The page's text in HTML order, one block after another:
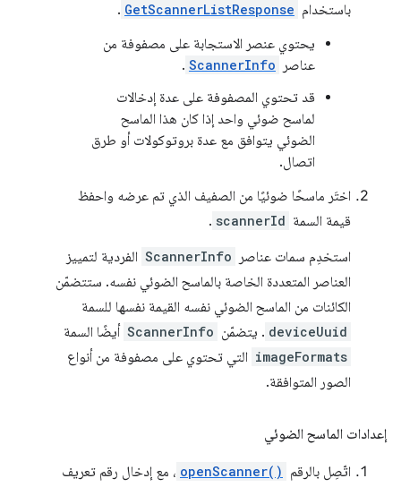
باستخدام GetScannerListResponse
.
يحتوي عنصر الاستجابة على مصفوفة من
عناصر
ScannerInfo
.
قد تحتوي المصفوفة على عدة إدخالات
لماسح ضوئي واحد إذا كان هذا الماسح
الضوئي يتوافق مع عدة بروتوكولات أو طرق
اتصال.
اختَر ماسحًا ضوئيًا من الصفيف الذي تم عرضه واحفظ
قيمة السمة scannerId
.
استخدِم سمات عناصر
ScannerInfo الفردية لتمييز
العناصر المتعددة الخاصة بالماسح الضوئي نفسه. ستتضمّن
الكائنات من الماسح الضوئي نفسه القيمة نفسها للسمة
deviceUuid . يتضمّن ScannerInfo أيضًا السمة
imageFormats التي تحتوي على مصفوفة من أنواع
الصور المتوافقة.
إعدادات الماسح الضوئي
اتّصِل بالرقم openScanner() ، مع إدخال رقم تعريف